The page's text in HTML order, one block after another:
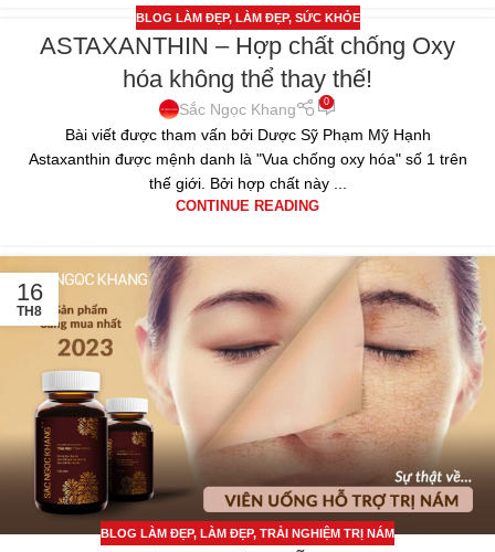
10
BLOG LÀM ĐẸP, LÀM ĐẸP, SỨC KHỎE
ASTAXANTHIN – Hợp chất chống Oxy
hóa không thể thay thế!
Sắc Ngọc Khang 0
Bài viết được tham vấn bởi Dược Sỹ Phạm Mỹ Hạnh
Astaxanthin được mệnh danh là "Vua chống oxy hóa" số 1 trên
thế giới. Bởi hợp chất này ...
CONTINUE READING
16
TH8
BLOG LÀM ĐẸP, LÀM ĐẸP, TRẢI NGHIỆM TRỊ NÁM